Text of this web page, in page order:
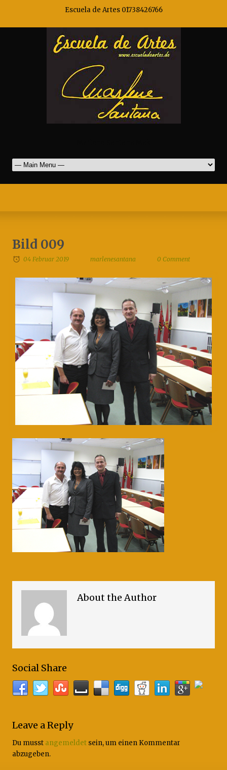
Escuela de Artes 01738426766
Bild 009
04 Februar 2019 marlenesantana 0 Comment
About the Author
Social Share
Leave a Reply
Du musst angemeldet sein, um einen Kommentar
abzugeben.